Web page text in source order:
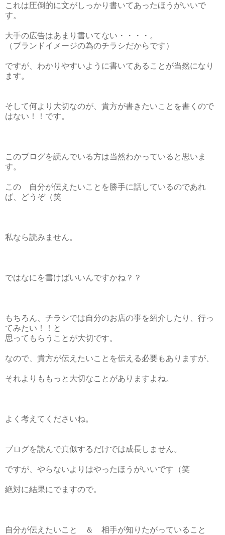
これは圧倒的に文がしっかり書いてあったほうがいいで
す。
大手の広告はあまり書いてない・・・・。
（ブランドイメージの為のチラシだからです）
ですが、わかりやすいように書いてあることが当然になり
ます。
そして何より大切なのが、貴方が書きたいことを書くので
はない！！です。
このブログを読んでいる方は当然わかっていると思いま
す。
この 自分が伝えたいことを勝手に話しているのであれ
ば、どうぞ（笑
私なら読みません。
ではなにを書けばいいんですかね？？
もちろん、チラシでは自分のお店の事を紹介したり、行っ
てみたい！！と
思ってもらうことが大切です。
なので、貴方が伝えたいことを伝える必要もありますが、
それよりももっと大切なことがありますよね。
よく考えてくださいね。
ブログを読んで真似するだけでは成長しません。
ですが、やらないよりはやったほうがいいです（笑
絶対に結果にでますので。
自分が伝えたいこと ＆ 相手が知りたがっていること